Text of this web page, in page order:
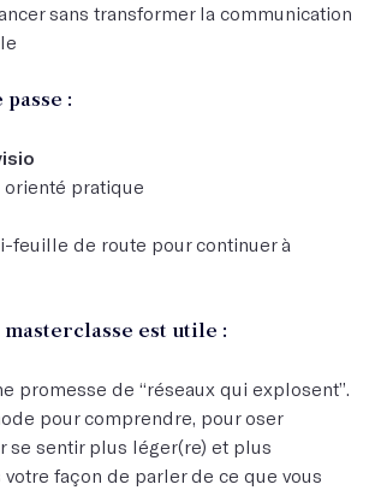
sans transformer la communication
:
orienté pratique
feuille de route pour continuer à
est utile :
promesse de “réseaux qui explosent”.
pour comprendre, pour oser
se sentir plus léger(re) et plus
votre façon de parler de ce que vous